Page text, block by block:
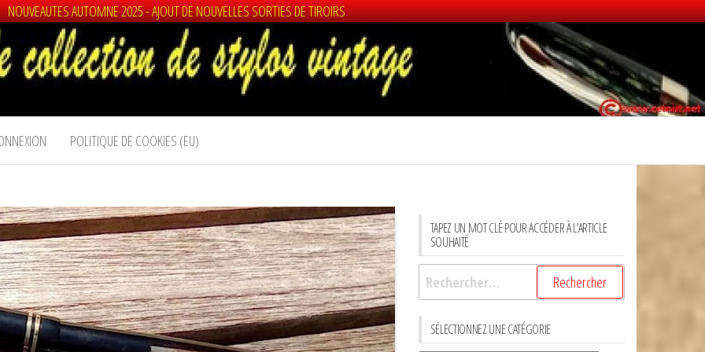
NOUVEAUTES AUTOMNE 2025 - AJOUT DE NOUVELLES SORTIES DE TIROIRS
POLITIQUE DE COOKIES (EU)
TAPEZ UN MOT CLÉ POUR ACCÉDER À L’ARTICLE
SOUHAITÉ
Rechercher :
SÉLECTIONNEZ UNE CATÉGORIE